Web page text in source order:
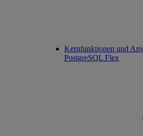
Kernfunktionen und
PostgreSQL Flex